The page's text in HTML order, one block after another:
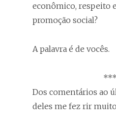
econômico, respeito
promoção social?
A palavra é de vocês.
***
Dos comentários ao
deles me fez rir